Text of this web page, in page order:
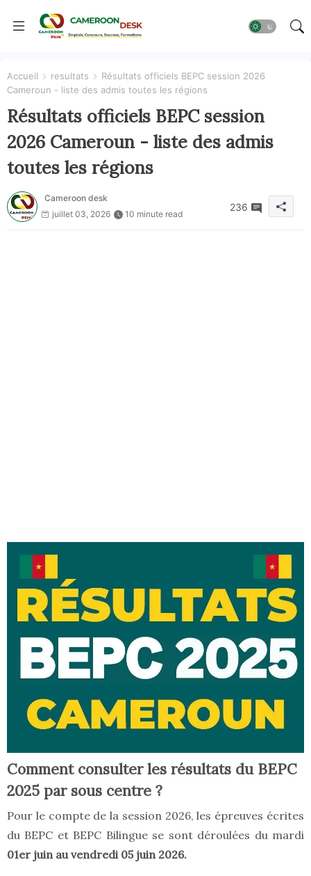
Accueil resultats
Résultats officiels BEPC session 2026
Cameroun - liste des admis toutes les régions
Résultats officiels BEPC session
2026 Cameroun - liste des admis
toutes les régions
Cameroon desk
juillet 03, 2026
10 minute read
236
Comment consulter les résultats du BEPC
2025 par sous centre ?
Pour le compte de la session 2026, les épreuves écrites
du BEPC et BEPC Bilingue se sont déroulées du mardi
01er juin au vendredi 05 juin 2026.